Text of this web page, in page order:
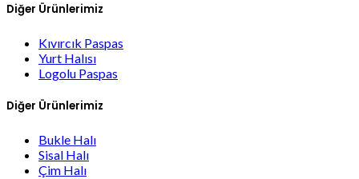
Diğer Ürünlerimiz
Kıvırcık Paspas
Yurt Halısı
Logolu Paspas
Diğer Ürünlerimiz
Bukle Halı
Sisal Halı
Çim Halı